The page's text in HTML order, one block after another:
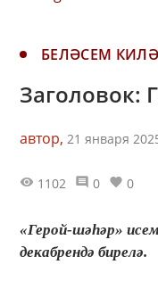
БЕЛӘСЕМ
Заголовок:
автор, 21 января
1102 0 0
«Герой-шәһәр»
декабрендә бирелә.